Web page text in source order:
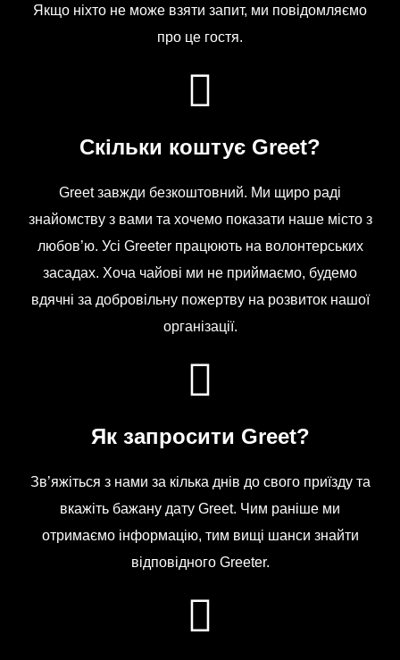
Якщо ніхто не може взяти запит, ми повідомляємо
про це гостя.
Скільки коштує Greet?
Greet завжди безкоштовний. Ми щиро раді
знайомству з вами та хочемо показати наше місто з
любов’ю. Усі Greeter працюють на волонтерських
засадах. Хоча чайові ми не приймаємо, будемо
вдячні за добровільну пожертву на розвиток нашої
організації.
Як запросити Greet?
Зв’яжіться з нами за кілька днів до свого приїзду та
вкажіть бажану дату Greet. Чим раніше ми
отримаємо інформацію, тим вищі шанси знайти
відповідного Greeter.